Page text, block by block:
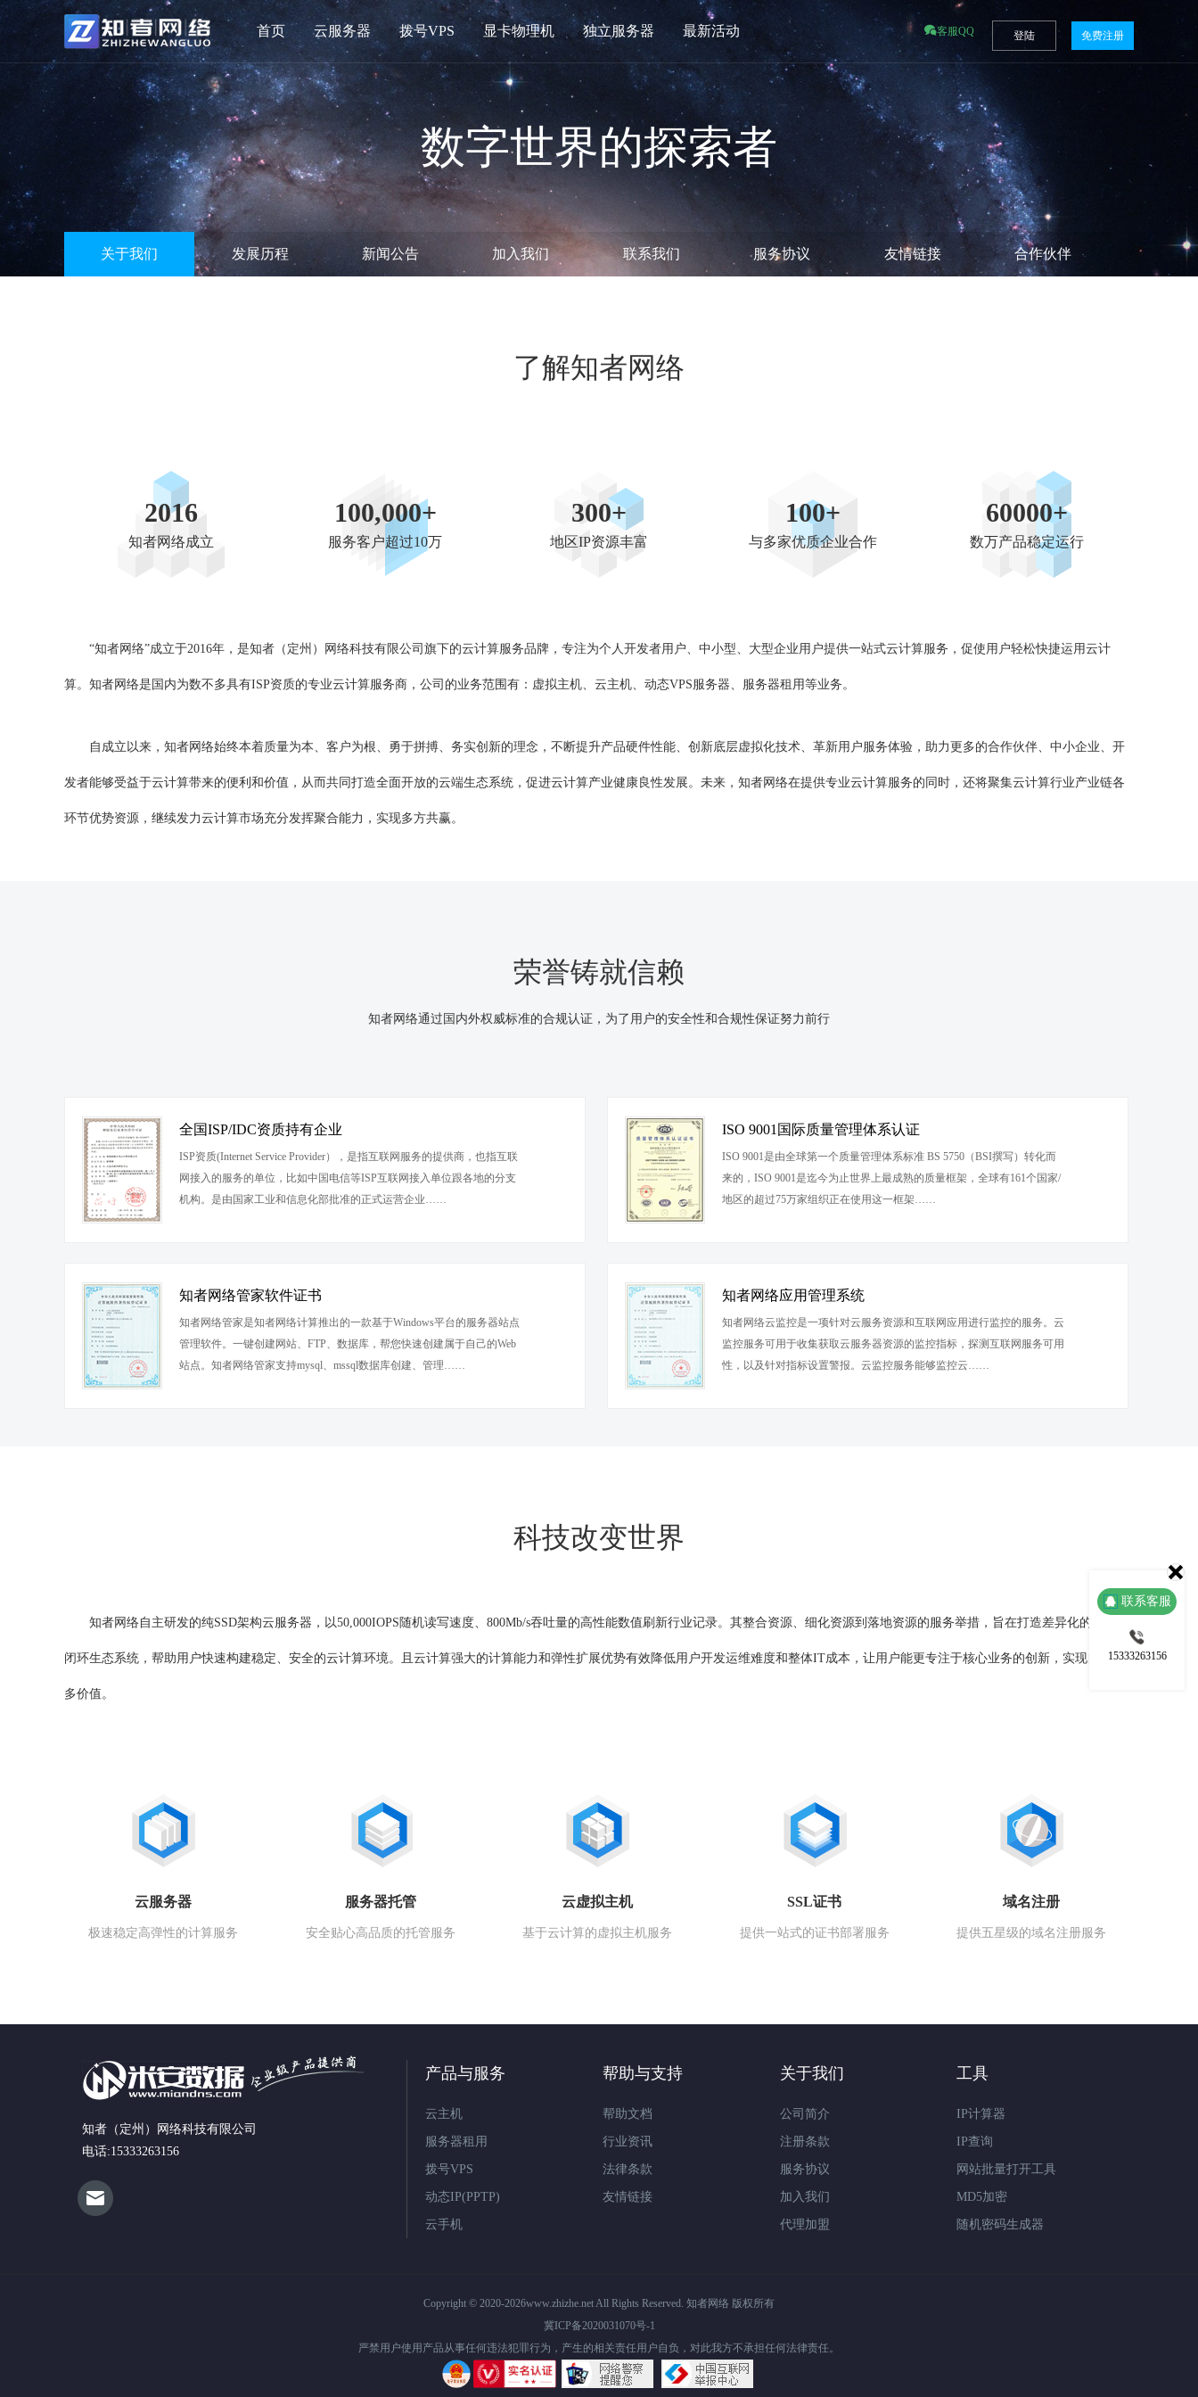
首页 云服务器 拨号VPS 显卡物理机 独立服务器 最新活动 客服QQ 登陆 免费注册
数字世界的探索者
关于我们 发展历程 新闻公告 加入我们 联系我们 服务协议 友情链接 合作伙伴
了解知者网络
2016
知者网络成立
100,000+
服务客户超过10万
300+
地区IP资源丰富
100+
与多家优质企业合作
60000+
数万产品稳定运行
“知者网络”成立于2016年，是知者（定州）网络科技有限公司旗下的云计算服务品牌，专注为个人开发者用户、中小型、大型企业用户提供一站式云计算服务，促使用户轻松快捷运用云计
算。知者网络是国内为数不多具有ISP资质的专业云计算服务商，公司的业务范围有：虚拟主机、云主机、动态VPS服务器、服务器租用等业务。
自成立以来，知者网络始终本着质量为本、客户为根、勇于拼搏、务实创新的理念，不断提升产品硬件性能、创新底层虚拟化技术、革新用户服务体验，助力更多的合作伙伴、中小企业、开
发者能够受益于云计算带来的便利和价值，从而共同打造全面开放的云端生态系统，促进云计算产业健康良性发展。未来，知者网络在提供专业云计算服务的同时，还将聚集云计算行业产业链各
环节优势资源，继续发力云计算市场充分发挥聚合能力，实现多方共赢。
荣誉铸就信赖
知者网络通过国内外权威标准的合规认证，为了用户的安全性和合规性保证努力前行
全国ISP/IDC资质持有企业
ISP资质(Internet Service Provider），是指互联网服务的提供商，也指互联
网接入的服务的单位，比如中国电信等ISP互联网接入单位跟各地的分支
机构。是由国家工业和信息化部批准的正式运营企业……
ISO 9001国际质量管理体系认证
ISO 9001是由全球第一个质量管理体系标准 BS 5750（BSI撰写）转化而
来的，ISO 9001是迄今为止世界上最成熟的质量框架，全球有161个国家/
地区的超过75万家组织正在使用这一框架……
知者网络管家软件证书
知者网络管家是知者网络计算推出的一款基于Windows平台的服务器站点
管理软件。一键创建网站、FTP、数据库，帮您快速创建属于自己的Web
站点。知者网络管家支持mysql、mssql数据库创建、管理……
知者网络应用管理系统
知者网络云监控是一项针对云服务资源和互联网应用进行监控的服务。云
监控服务可用于收集获取云服务器资源的监控指标，探测互联网服务可用
性，以及针对指标设置警报。云监控服务能够监控云……
科技改变世界
知者网络自主研发的纯SSD架构云服务器，以50,000IOPS随机读写速度、800Mb/s吞吐量的高性能数值刷新行业记录。其整合资源、细化资源到落地资源的服务举措，旨在打造差异化的开放式
闭环生态系统，帮助用户快速构建稳定、安全的云计算环境。且云计算强大的计算能力和弹性扩展优势有效降低用户开发运维难度和整体IT成本，让用户能更专注于核心业务的创新，实现自身更
多价值。
云服务器
极速稳定高弹性的计算服务
服务器托管
安全贴心高品质的托管服务
云虚拟主机
基于云计算的虚拟主机服务
SSL证书
提供一站式的证书部署服务
域名注册
提供五星级的域名注册服务
知者（定州）网络科技有限公司
电话:15333263156
产品与服务
云主机
服务器租用
拨号VPS
动态IP(PPTP)
云手机
帮助与支持
帮助文档
行业资讯
法律条款
友情链接
关于我们
公司简介
注册条款
服务协议
加入我们
代理加盟
工具
IP计算器
IP查询
网站批量打开工具
MD5加密
随机密码生成器
Copyright © 2020-2026www.zhizhe.net All Rights Reserved. 知者网络 版权所有
冀ICP备2020031070号-1
严禁用户使用产品从事任何违法犯罪行为，产生的相关责任用户自负，对此我方不承担任何法律责任。
联系客服
15333263156